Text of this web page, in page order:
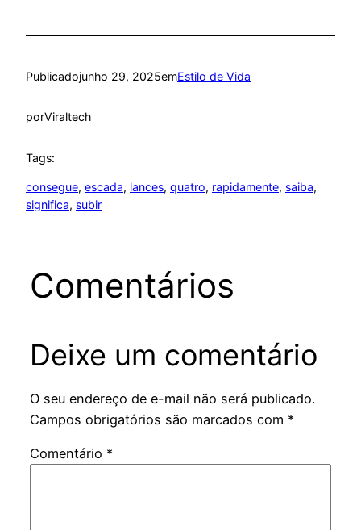
Publicadojunho 29, 2025emEstilo de Vida
porViraltech
Tags:
consegue, escada, lances, quatro, rapidamente, saiba
significa, subir
Comentários
Deixe um comentário
O seu endereço de e-mail não será publicado.
Campos obrigatórios são marcados com *
Comentário *